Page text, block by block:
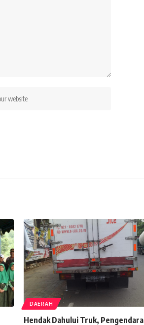
DAERAH
Hendak Dahului Truk, Pengendara